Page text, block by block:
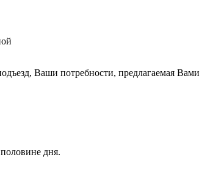
Ваши потребности, предлагаемая Вами
дня.